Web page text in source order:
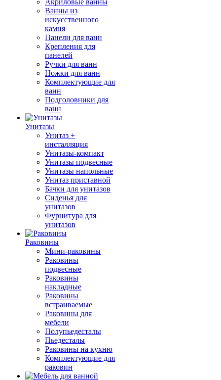
Акриловые ванны
Ванны из
искусственного
камня
Панели для ванн
Крепления для
панелей
Ручки для ванн
Ножки для ванн
Комплектующие для
ванн
Подголовники для
ванн
Унитазы
Унитаз +
инсталляция
Унитазы-компакт
Унитазы подвесные
Унитазы напольные
Унитаз приставной
Бачки для унитазов
Сиденья для
унитазов
Фурнитура для
унитазов
Раковины
Мини-раковины
Раковины
подвесные
Раковины
накладные
Раковины
встраиваемые
Раковины для
мебели
Полупьедесталы
Пьедесталы
Раковины на кухню
Комплектующие для
раковин